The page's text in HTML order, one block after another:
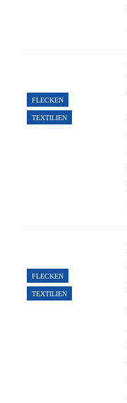
FLECKEN
TEXTILIEN
FLECKEN
TEXTILIEN